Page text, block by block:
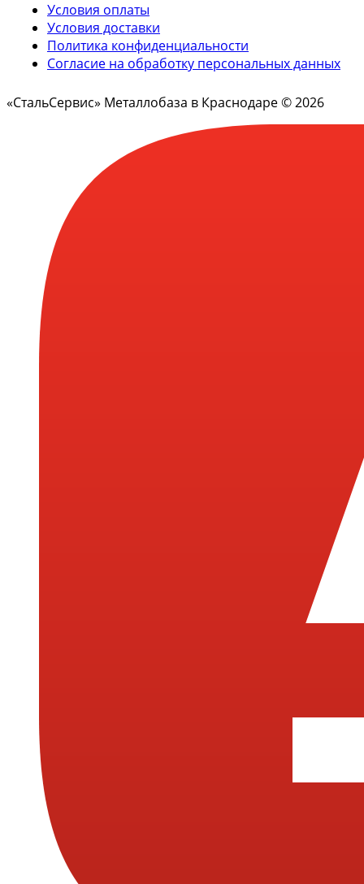
Условия оплаты
Условия доставки
Политика конфиденциальности
Согласие на обработку персональных данных
«СтальСервис» Металлобаза в Краснодаре © 2026